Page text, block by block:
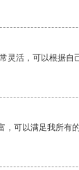
灵活，可以根据自
可以满足我所有的